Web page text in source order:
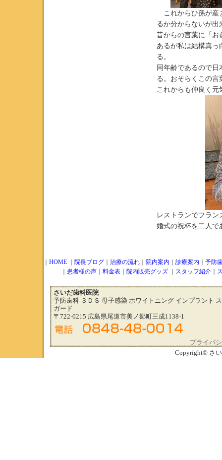
これからひ孫が産
るか分からないが出
昔からの言葉に「お
あるが私は結構真っ
る。
同年齢であるので
る。おそらくこの言
これからも仲良く元
レストランでフラ
婚式の祝杯を二人で
HOME｜ 院長ブログ｜ 治療の流れ｜ 院内案内 診療案内
予防
患者様の声｜ 料金表｜ 院内販売グッズ スタッフ紹介｜
さいだ歯科医院
予防歯科 ３ＤＳ 母子感染 ホワイトニング インプラント
ガード
〒722-0215 広島県尾道市美ノ郷町三成1138-1
プライバ
Copyright© さ